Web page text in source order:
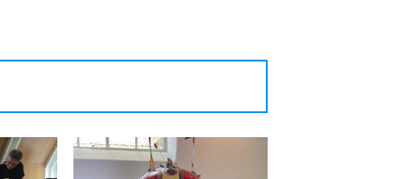
Documentatiecentrum